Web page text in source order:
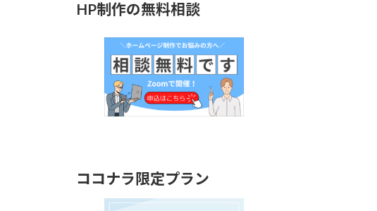
HP制作の無料相談
ココナラ限定プラン